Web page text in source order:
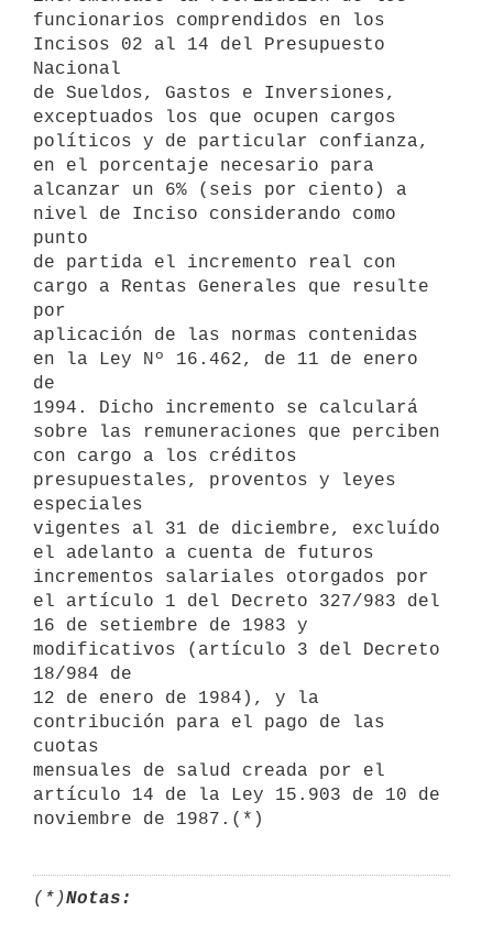
funcionarios comprendidos en los
Incisos 02 al 14 del Presupuesto
Nacional
de Sueldos, Gastos e Inversiones,
exceptuados los que ocupen cargos
políticos y de particular confianza,
en el porcentaje necesario para
alcanzar un 6% (seis por ciento) a
nivel de Inciso considerando como
punto
de partida el incremento real con
cargo a Rentas Generales que resulte
por
aplicación de las normas contenidas
en la Ley Nº 16.462, de 11 de enero
de
1994. Dicho incremento se calculará
sobre las remuneraciones que perciben
con cargo a los créditos
presupuestales, proventos y leyes
especiales
vigentes al 31 de diciembre, excluído
el adelanto a cuenta de futuros
incrementos salariales otorgados por
el artículo 1 del Decreto 327/983 del
16 de setiembre de 1983 y
modificativos (artículo 3 del Decreto
18/984 de
12 de enero de 1984), y la
contribución para el pago de las
cuotas
mensuales de salud creada por el
artículo 14 de la Ley 15.903 de 10 de
(*)Notas: